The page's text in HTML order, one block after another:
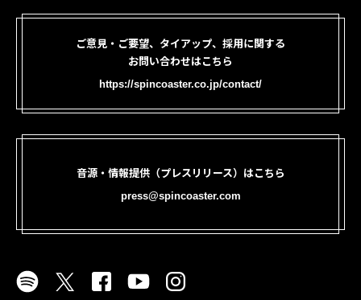
ご意見・ご要望、タイアップ、採用に関する
お問い合わせはこちら
https://spincoaster.co.jp/contact/
音源・情報提供（プレスリリース）はこちら
press@spincoaster.com